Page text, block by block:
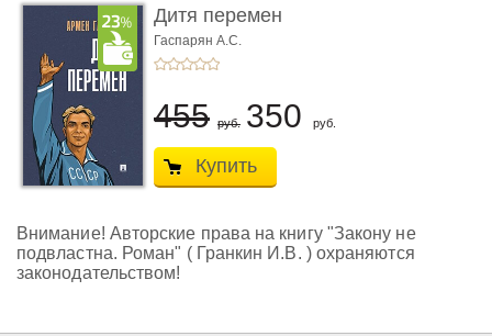
Дитя перемен
Гаспарян А.С.
455 руб. 350 руб.
Купить
Внимание! Авторские права на книгу "Закону не
подвластна. Роман" ( Гранкин И.В. ) охраняются
законодательством!